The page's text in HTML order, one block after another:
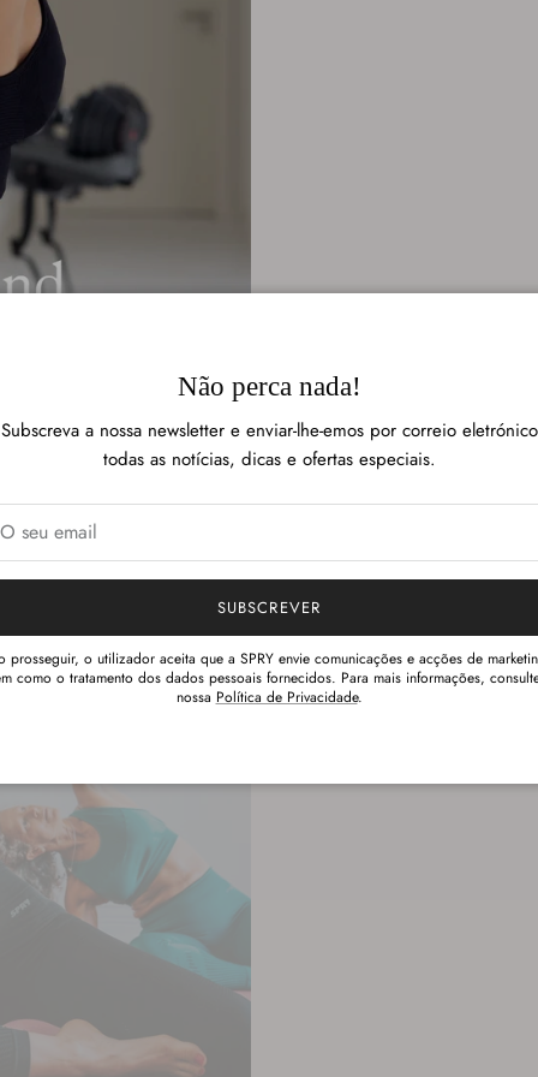
properties
Não perca nada!
Subscreva a nossa newsletter e enviar-lhe-emos por correio eletrónico
todas as notícias, dicas e ofertas especiais.
SUBSCREVER
prosseguir, o utilizador aceita que a SPRY envie comunicações e acções de
como o tratamento dos dados pessoais fornecidos. Para mais informações,
nossa Política de Privacidade.